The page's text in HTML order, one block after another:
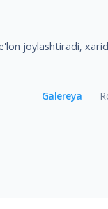
joylashtiradi,
Galereya